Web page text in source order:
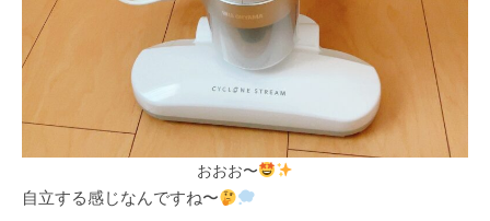
おおお〜
自立する感じなんですね〜